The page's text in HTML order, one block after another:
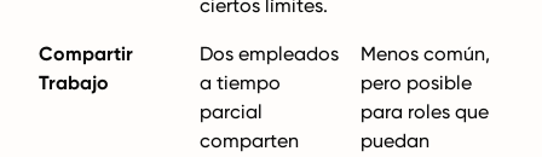
ciertos límites.
Compartir
Trabajo
Dos empleados
a tiempo
parcial
comparten
Menos común,
pero posible
para roles que
puedan